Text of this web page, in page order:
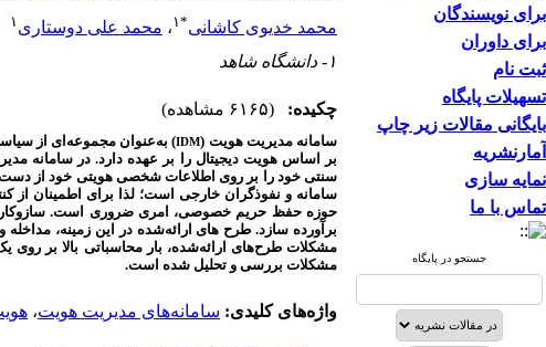
برای نویسندگان
برای داوران
ثبت نام
تسهیلات پایگاه
بایگانی مقالات زیر چاپ
آمارنشریه
نمایه سازی
تماس با ما
جستجو در پایگاه
محمد خدیوی کاشانی*۱ ، محمد علی دوستاری ۱
۱- دانشگاه شاهد
چکیده: (۶۱۶۵ مشاهده)
سامانه مدیریت هویت (IDM) به‌عنوان مجموعه‌ای از
بر اساس هویت دیجیتال را بر عهده دارد. در سامانه
سنتی خود را بر روی اطلاعات شخصی هویتی خود از
سامانه و نفوذگران خارجی است؛لذا برای اطمینان از
حوزه حفظ حریم خصوصی، امری ضروری است.
برآورده سازد. طرح های ارائه‌شده در این زمینه،
مشکلات طرح‌های ارائه‌شده، بار محاسباتی بالا بر
مشکلات بررسی و تحلیل شده است.
واژه‌های کلیدی: سامانه‌های مدیریت هویت،